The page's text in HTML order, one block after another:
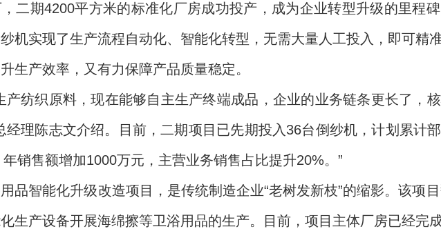
二期4200平方米的标准化厂房成功投产，成为企业转型升级的里程
机实现了生产流程自动化、智能化转型，无需大量人工投入，即可精
生产效率，又有力保障产品质量稳定。
产纺织原料，现在能够自主生产终端成品，企业的业务链条更长了，
经理陈志文介绍。目前，二期项目已先期投入36台倒纱机，计划累计
销售额增加1000万元，主营业务销售占比提升20%。”
品智能化升级改造项目，是传统制造企业“老树发新枝”的缩影。该项
生产设备开展海绵擦等卫浴用品的生产。目前，项目主体厂房已经完